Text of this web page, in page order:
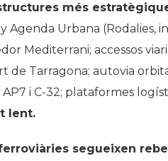
més
Agenda Urbana (Rodalies,
Mediterrani; accessos
de Tarragona; autovia
i C-32; plataformes
lent.
segueixen